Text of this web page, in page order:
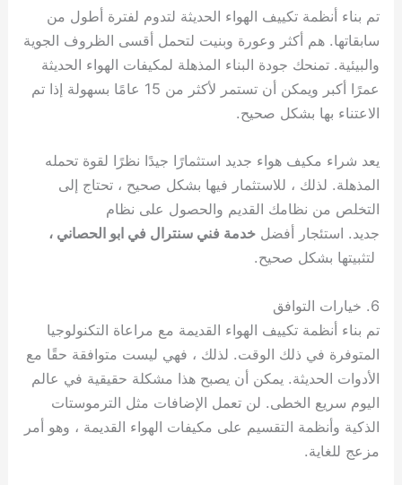
تم بناء أنظمة تكييف الهواء الحديثة لتدوم لفترة أطول من
سابقاتها. هم أكثر وعورة وبنيت لتحمل أقسى الظروف الجوية
والبيئية. تمنحك جودة البناء المذهلة لمكيفات الهواء الحديثة
عمرًا أكبر ويمكن أن تستمر لأكثر من 15 عامًا بسهولة إذا تم
الاعتناء بها بشكل صحيح.
يعد شراء مكيف هواء جديد استثمارًا جيدًا نظرًا لقوة تحمله
المذهلة. لذلك ، للاستثمار فيها بشكل صحيح ، تحتاج إلى
التخلص من نظامك القديم والحصول على نظام
جديد. استئجار أفضلخدمة فني سنترال في ابو الحصاني ،
لتثبيتها بشكل صحيح.
6. خيارات التوافق
تم بناء أنظمة تكييف الهواء القديمة مع مراعاة التكنولوجيا
المتوفرة في ذلك الوقت. لذلك ، فهي ليست متوافقة حقًا مع
الأدوات الحديثة. يمكن أن يصبح هذا مشكلة حقيقية في عالم
اليوم سريع الخطى. لن تعمل الإضافات مثل الترموستات
الذكية وأنظمة التقسيم على مكيفات الهواء القديمة ، وهو أمر
مزعج للغاية.